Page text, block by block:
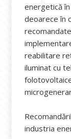
energetică
deoarece în
reabilitare
iluminat cu
industria